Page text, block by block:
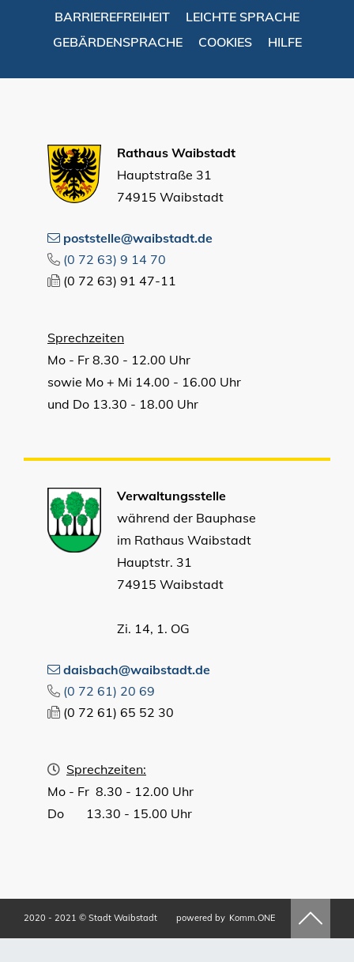
BARRIEREFREIHEIT
LEICHTE SPRACHE
GEBÄRDENSPRACHE
COOKIES HILFE
Rathaus Waibstadt
Hauptstraße 31
74915 Waibstadt
poststelle@waibstadt.de
(0 72 63) 9 14 70
(0 72 63) 91 47-11
Sprechzeiten
Mo - Fr 8.30 - 12.00 Uhr
sowie Mo + Mi 14.00 - 16.00 Uhr
und Do 13.30 - 18.00 Uhr
Verwaltungsstelle
während der Bauphase
im Rathaus Waibstadt
Hauptstr. 31
74915 Waibstadt
Zi. 14, 1. OG
daisbach@waibstadt.de
(0 72 61) 20 69
(0 72 61) 65 52 30
Sprechzeiten:
Mo - Fr 8.30 - 12.00 Uhr
Do 13.30 - 15.00 Uhr
2020 - 2021 © Stadt Waibstadt powered by Komm.ONE